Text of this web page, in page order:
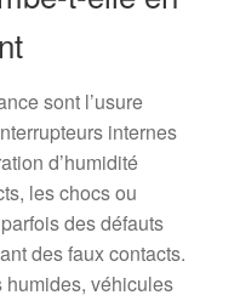
sont l’usure
internes
d’humidité
les chocs ou
des défauts
des faux contacts.
véhicules